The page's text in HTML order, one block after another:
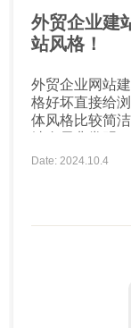
外贸企业建
站风格！
外贸企业网站
格好坏直接给
体风格比较简
网站差别还是比较大的！！ 所
最好是多参考一
始终有所差异
用户审美...
Date: 2024.10.4